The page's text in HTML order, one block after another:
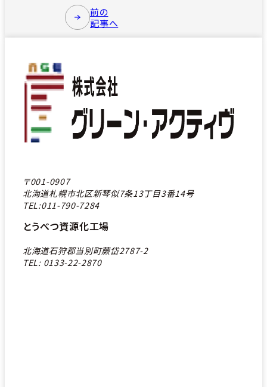
前の
記事へ
〒001-0907
北海道札幌市北区新琴似7条13丁目3番14号
TEL:011-790-7284
とうべつ資源化工場
北海道石狩郡当別町蕨岱2787-2
TEL: 0133-22-2870